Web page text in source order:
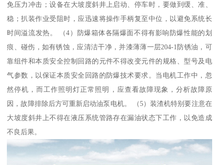
免压力冲击；设备在大坡度斜井上启动、停车时，要做到缓、准、
稳；扒装作业受阻时，应迅速将操作手柄复至中位，以避免系统长
时间溢流发热。 （4）防爆箱体各隔爆面不得有影响防爆性能的划
痕、碰伤，如有锈蚀，应清洁干净，并漆薄薄一层204-1防锈油，可
靠组件和本质安全控制回路的元件不得改变元件的规格、型号及电
气参数，以保证本质安全回路的防爆技术要求。当电机工作中，忽
然停机，而工作照明灯正常照明，应查看故障现象，分析故障原
因，故障排除后方可重新启动油泵电机。 （5）装渣机特别要注意在
大坡度斜井上不得在液压系统管路存在漏油状态下工作，以免造成
不良后果。